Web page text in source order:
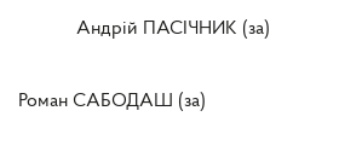
Андрій ПАСІЧНИК (за)
Роман САБОДАШ (за)